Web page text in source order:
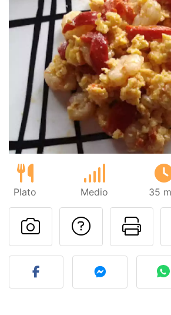
Plato Medio 35
Publicar la